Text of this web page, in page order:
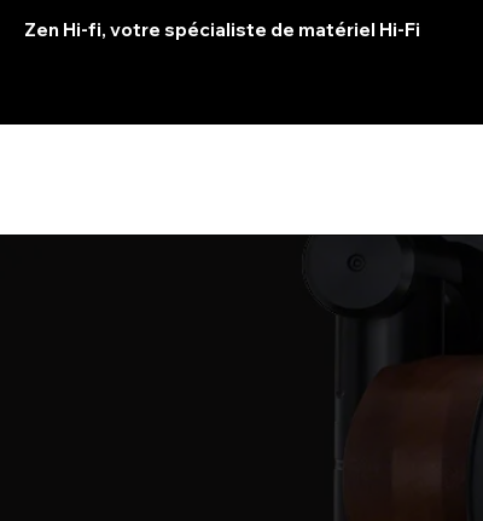
Zen Hi-fi, votre spécialiste de matériel Hi-Fi